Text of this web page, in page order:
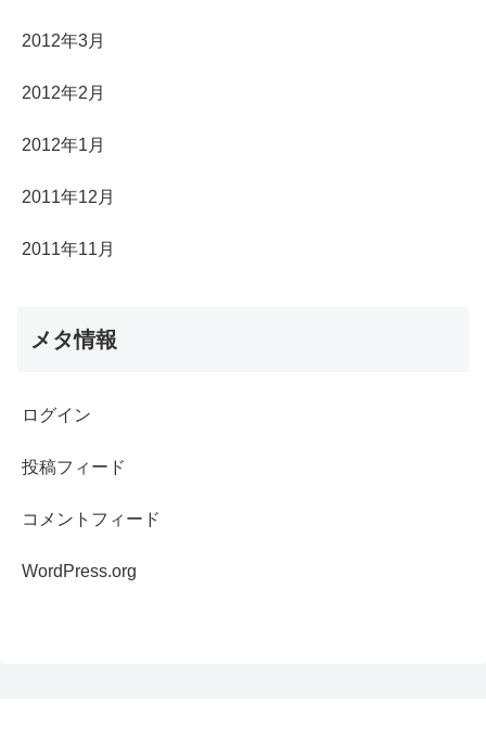
2012年3月
2012年2月
2012年1月
2011年12月
2011年11月
メタ情報
ログイン
投稿フィード
コメントフィード
WordPress.org